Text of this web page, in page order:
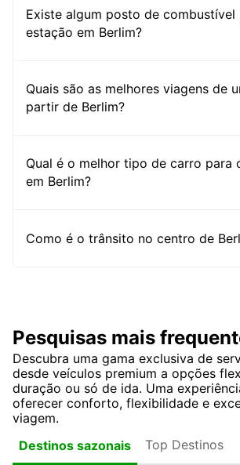
Existe algum posto de
estação em Berlim?
Quais são as melhores viagens de
partir de Berlim?
Qual é o melhor tipo de carro para
em Berlim?
Como é o trânsito no centro de
Pesquisas mais
Descubra uma gama exclusiva de
desde veículos premium a opções
duração ou só de ida. Uma
oferecer conforto, flexibilidade e
viagem.
Destinos sazonais
Top Destinos